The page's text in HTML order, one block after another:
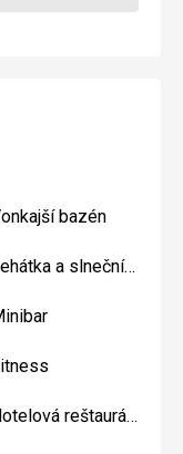
bazén
Lehátka a slnečníky pri bazéne zadarmo
Hotelová reštaurácia